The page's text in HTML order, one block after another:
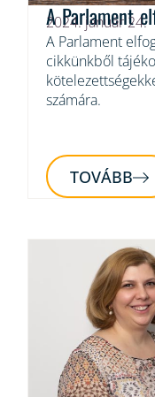
A Parlament
2024. január 24.
A Parlament
cikkünkből
számára.
TOVÁBB